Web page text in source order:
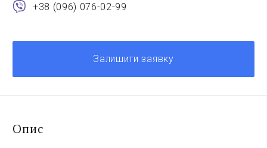
+38 (096) 076-02-99
Залишити заявку
Опис